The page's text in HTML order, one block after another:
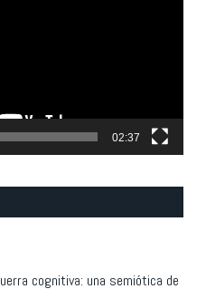
02:37
cognitiva: una semiótica de